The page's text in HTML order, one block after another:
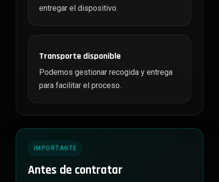
entregar el dispositivo.
Transporte disponible
Podemos gestionar recogida y entrega
para facilitar el proceso.
IMPORTANTE
Antes de contratar